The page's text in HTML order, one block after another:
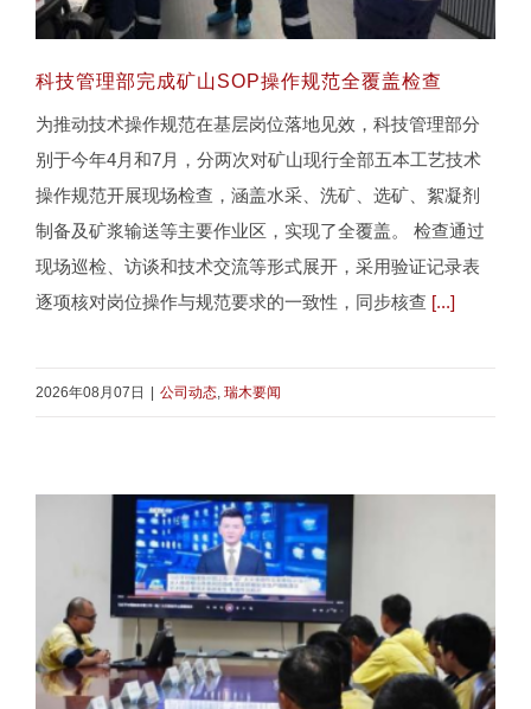
科技管理部完成矿山SOP操作规范全覆盖检查
科技管理部完成矿山SOP操作规范全覆盖检查
为推动技术操作规范在基层岗位落地见效，科技管理部分
别于今年4月和7月，分两次对矿山现行全部五本工艺技术
操作规范开展现场检查，涵盖水采、洗矿、选矿、絮凝剂
制备及矿浆输送等主要作业区，实现了全覆盖。 检查通过
现场巡检、访谈和技术交流等形式展开，采用验证记录表
逐项核对岗位操作与规范要求的一致性，同步核查 [...]
2026年08月07日 公司动态, 瑞木要闻